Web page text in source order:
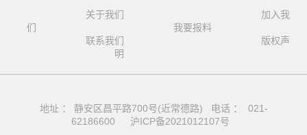
关于我们
加入我
们
我要报料
联系我们
版权声
明
地址 ： 静安区昌平路700号(近常德路) 电话 ： 021-
62186600
沪ICP备2021012107号